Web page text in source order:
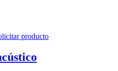
producto